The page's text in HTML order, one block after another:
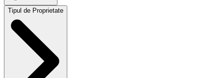
Tipul de Proprietate